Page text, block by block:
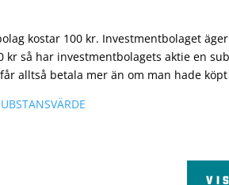
kostar 100 kr. Investmentbolaget
kr så har investmentbolagets aktie en
alltså betala mer än om man hade